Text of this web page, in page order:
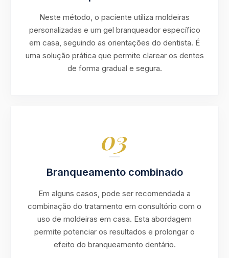
Neste método, o paciente utiliza moldeiras
personalizadas e um gel branqueador específico
em casa, seguindo as orientações do dentista. É
uma solução prática que permite clarear os dentes
de forma gradual e segura.
03
Branqueamento combinado
Em alguns casos, pode ser recomendada a
combinação do tratamento em consultório com o
uso de moldeiras em casa. Esta abordagem
permite potenciar os resultados e prolongar o
efeito do branqueamento dentário.